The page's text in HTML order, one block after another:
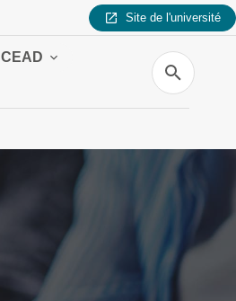
Site de l'université
CEAD
Recherche